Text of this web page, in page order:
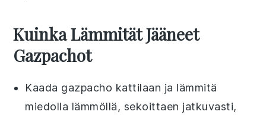
Kuinka Lämmität Jääneet
Gazpachot
Kaada gazpacho kattilaan ja lämmitä
miedolla lämmöllä, sekoittaen jatkuvasti,